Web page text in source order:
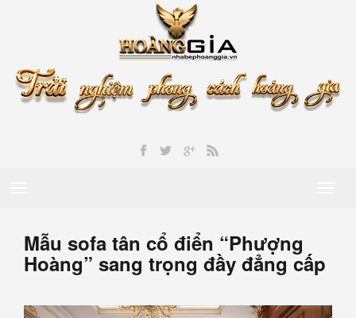
Mẫu sofa tân cổ điển “Phượng
Hoàng” sang trọng đầy đẳng cấp